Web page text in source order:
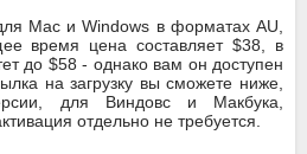
Mac и Windows в форматах AU,
время цена составляет $38, в
до $58 - однако вам он доступен
на загрузку вы сможете ниже,
для Виндовс и Макбука,
отдельно не требуется.